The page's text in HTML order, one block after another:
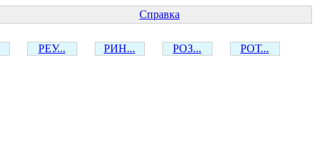
Справка
РЕУ... РИН... РОЗ...
РОТ...